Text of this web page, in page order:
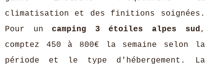
climatisation et des finitions soignées.
Pour uncamping 3 étoiles alpes sud,
comptez 450 à 800€ la semaine selon la
période et le type d'hébergement. La